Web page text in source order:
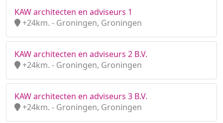
KAW architecten en adviseurs 1
+24km. - Groningen, Groningen
KAW architecten en adviseurs 2 B.V.
+24km. - Groningen, Groningen
KAW architecten en adviseurs 3 B.V.
+24km. - Groningen, Groningen